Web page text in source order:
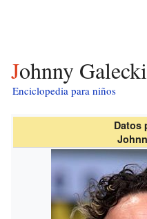
Johnny
Enciclopedia para niños
Datos